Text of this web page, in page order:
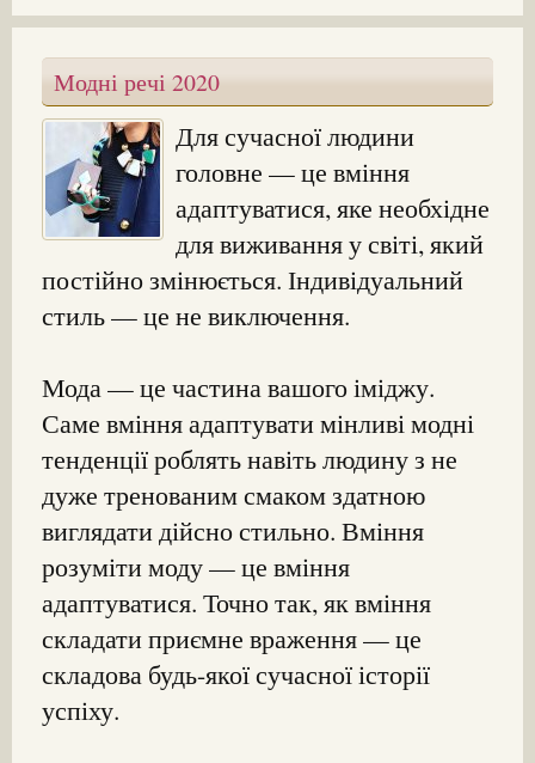
Модні речі 2020
Для сучасної людини
головне — це вміння
адаптуватися, яке необхідне
для виживання у світі, який
постійно змінюється. Індивідуальний
стиль — це не виключення.
Мода — це частина вашого іміджу.
Саме вміння адаптувати мінливі модні
тенденції роблять навіть людину з не
дуже тренованим смаком здатною
виглядати дійсно стильно. Вміння
розуміти моду — це вміння
адаптуватися. Точно так, як вміння
складати приємне враження — це
складова будь-якої сучасної історії
успіху.